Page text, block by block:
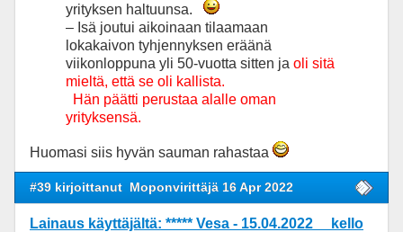
yrityksen haltuunsa.
– Isä joutui aikoinaan tilaamaan
lokakaivon tyhjennyksen eräänä
viikonloppuna yli 50-vuotta sitten ja oli sitä
mieltä, että se oli kallista.
Hän päätti perustaa alalle oman
yrityksensä.
Huomasi siis hyvän sauman rahastaa
#39 kirjoittanut Moponvirittäjä 16 Apr 2022
Lainaus käyttäjältä: ***** Vesa - 15.04.2022 kello